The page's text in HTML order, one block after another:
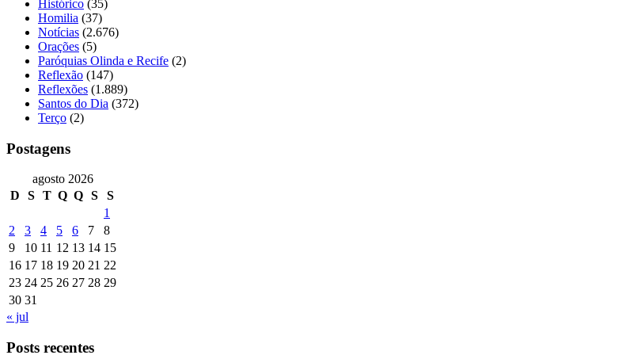
Histórico (35)
Homilia (37)
Notícias (2.676)
Orações (5)
Paróquias Olinda e Recife (2)
Reflexão (147)
Reflexões (1.889)
Santos do Dia (372)
Terço (2)
Postagens
agosto 2026
D
S T Q Q S
S
1
2
3 4 5 6 7
8
9
10 11 12 13 14 15
16 17 18 19 20 21 22
23 24 25 26 27 28 29
30 31
« jul
Posts recentes